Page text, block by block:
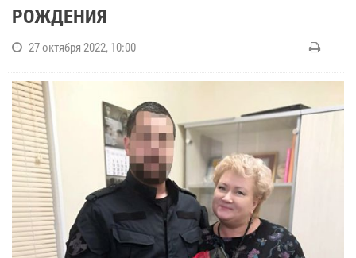
РОЖДЕНИЯ
27 октября 2022, 10:00